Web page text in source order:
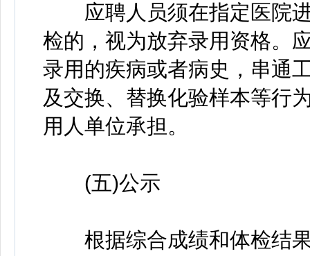
应聘人员须在指定医院进
检的，视为放弃录用资格。
录用的疾病或者病史，串通
及交换、替换化验样本等行
用人单位承担。
(五)公示
根据综合成绩和体检结果